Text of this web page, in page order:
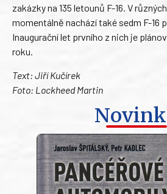
zakázky na 135 letounů F-16. V
momentálně nachází také sedm F-16
Inaugurační let prvního z nich je
roku.
Text: Jiří Kučírek
Foto: Lockheed Martin